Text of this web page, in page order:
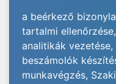
a beérkező
tartalmi
analitikák
beszámolók
munkavégzés,